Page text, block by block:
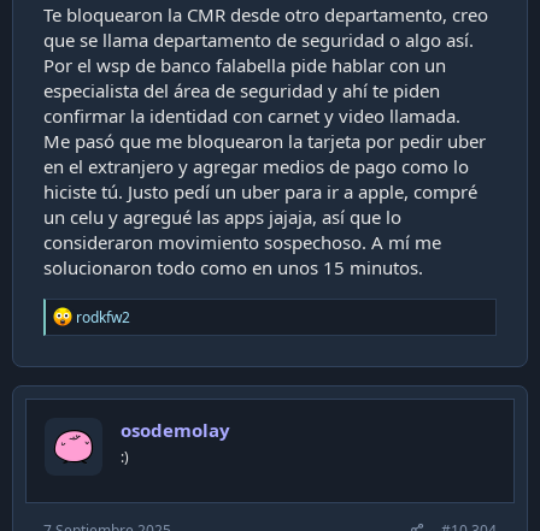
Te bloquearon la CMR desde otro departamento, creo
que se llama departamento de seguridad o algo así.
Por el wsp de banco falabella pide hablar con un
especialista del área de seguridad y ahí te piden
confirmar la identidad con carnet y video llamada.
Me pasó que me bloquearon la tarjeta por pedir uber
en el extranjero y agregar medios de pago como lo
hiciste tú. Justo pedí un uber para ir a apple, compré
un celu y agregué las apps jajaja, así que lo
consideraron movimiento sospechoso. A mí me
solucionaron todo como en unos 15 minutos.
R
e
c
t
o
s
rodkfw2
osodemolay
:)